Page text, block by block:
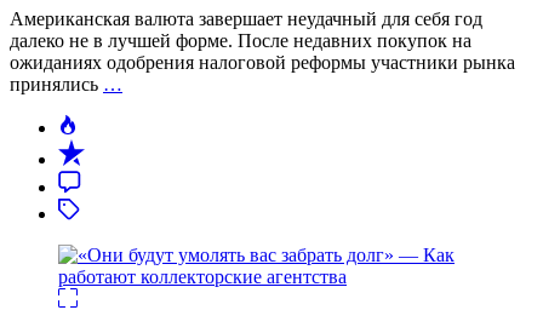
Американская валюта завершает неудачный для себя год
далеко не в лучшей форме. После недавних покупок на
ожиданиях одобрения налоговой реформы участники рынка
принялись …